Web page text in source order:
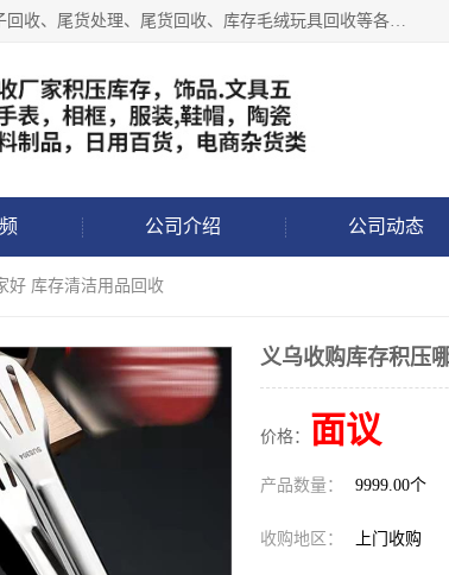
义乌永峰贸易商行长期从事:义乌库存回收、库存五金工具回收、库存杯子回收、尾货处理、尾货回收、库存毛绒玩具回收等各类产品库存回收，我们一直秉承：“，专业收购，价格从优，互惠互利，现金交易，价格公道”七大原则。欢迎有库存处理的老板来电洽谈!
公司介绍 公司动态
好 库存清洁用品回收
义乌收购库存积压
价格： 面议
产品数量： 9999.00个
收购地区： 上门收购